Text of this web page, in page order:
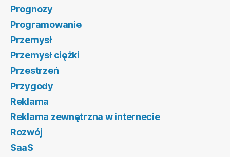
Prognozy
Programowanie
Przemysł
Przemysł ciężki
Przestrzeń
Przygody
Reklama
Reklama zewnętrzna w internecie
Rozwój
SaaS